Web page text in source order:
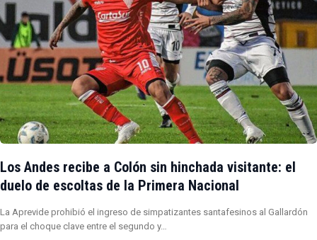
Los Andes recibe a Colón sin hinchada visitante: el
duelo de escoltas de la Primera Nacional
La Aprevide prohibió el ingreso de simpatizantes santafesinos al Gallardón
para el choque clave entre el segundo y…